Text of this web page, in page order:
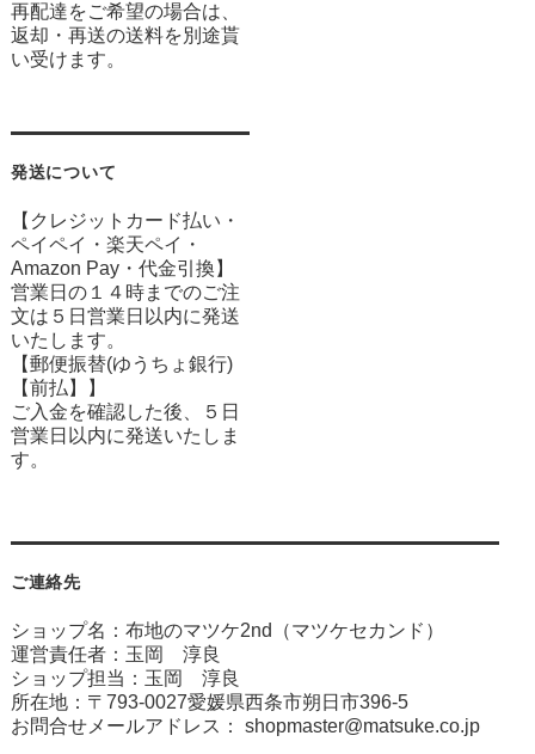
再配達をご希望の場合は、
返却・再送の送料を別途貰
い受けます。
発送について
【クレジットカード払い・
ペイペイ・楽天ペイ・
Amazon Pay・ 代金引換】
営業日の１４時までのご注
文は５日営業日以内に発送
いたします。
【郵便振替(ゆうちょ銀行)
【前払】】
ご入金を確認した後、５日
営業日以内に発送いたしま
す。
ご連絡先
ショップ名：布地のマツケ2nd（マツケセカンド）
運営責任者：玉岡 淳良
ショップ担当：玉岡 淳良
所在地：〒793-0027愛媛県西条市朔日市396-5
お問合せメールアドレス： shopmaster@matsuke.co.jp